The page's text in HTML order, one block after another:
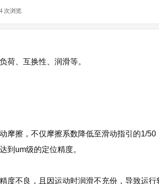
次浏览
荷、互换性、润滑等。
摩擦，不仅摩擦系数降低至滑动指引的1/
到um级的定位精度。
度不良，且因运动时润滑不充份，导致运